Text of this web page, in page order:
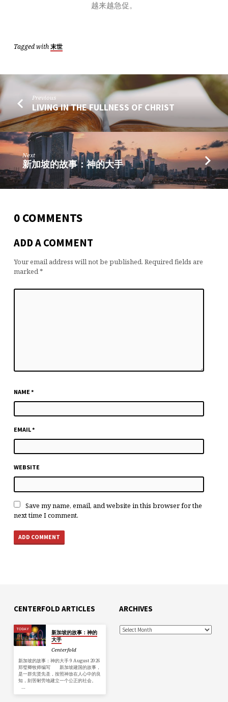
越来越急促。
Tagged with 末世
Previous
LIVING IN THE FULLNESS OF CHRIST
Next
新加坡的故事：神的大手
0 COMMENTS
ADD A COMMENT
Your email address will not be published. Required fields are
marked *
NAME *
EMAIL*
WEBSITE
Save my name, email, and website in this browser for the
next time I comment.
CENTERFOLD ARTICLES
TODAY
新加坡的故事：神的
大手
Centerfold
新加坡的故事：神的大手 9 August 2026
郑璧卿牧师编写 新加坡建国的故事，
是一群先贤先圣，按照神放在人心中的良
知，刻苦耐劳地建立一个公正的社会。
…
ARCHIVES